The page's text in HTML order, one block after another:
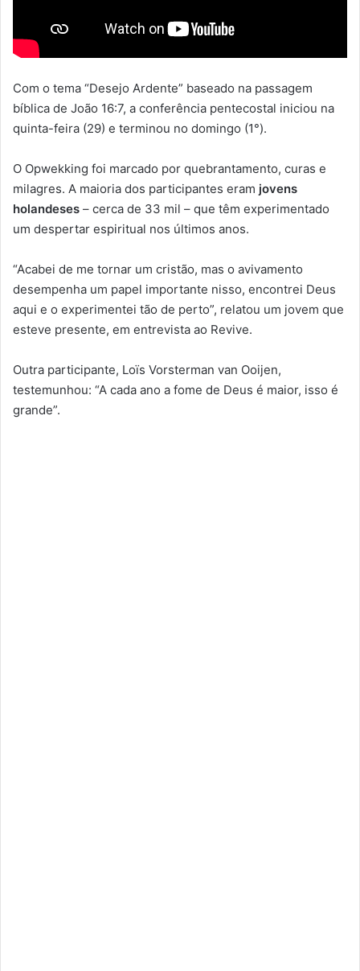
Com o tema “Desejo Ardente” baseado na passagem
bíblica de João 16:7, a conferência pentecostal iniciou na
quinta-feira (29) e terminou no domingo (1°).
O Opwekking foi marcado por quebrantamento, curas e
milagres. A maioria dos participantes eram jovens
holandeses – cerca de 33 mil – que têm experimentado
um despertar espiritual nos últimos anos.
“Acabei de me tornar um cristão, mas o avivamento
desempenha um papel importante nisso, encontrei Deus
aqui e o experimentei tão de perto”, relatou um jovem que
esteve presente, em entrevista ao Revive.
Outra participante, Loïs Vorsterman van Ooijen,
testemunhou: “A cada ano a fome de Deus é maior, isso é
grande”.